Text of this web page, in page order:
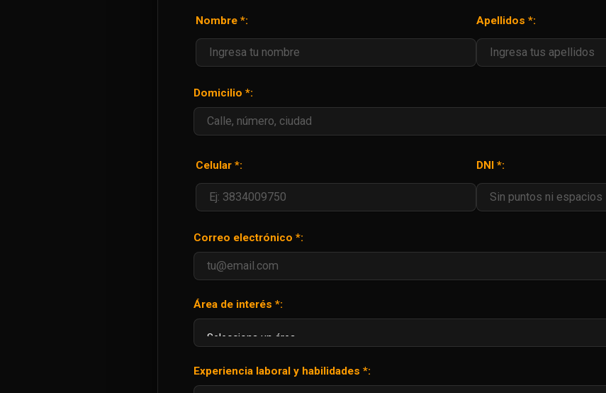
Nombre *: Apellidos *:
Domicilio *:
Celular *: DNI *:
Correo electrónico *:
Área de interés *:
Experiencia laboral y habilidades *: